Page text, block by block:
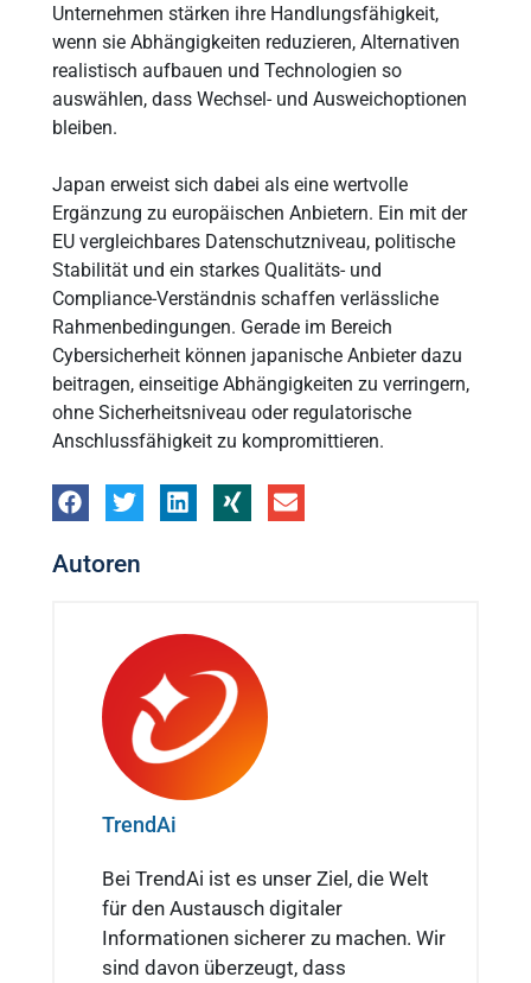
Unternehmen stärken ihre Handlungsfähigkeit,
wenn sie Abhängigkeiten reduzieren, Alternativen
realistisch aufbauen und Technologien so
auswählen, dass Wechsel- und Ausweichoptionen
bleiben.
Japan erweist sich dabei als eine wertvolle
Ergänzung zu europäischen Anbietern. Ein mit der
EU vergleichbares Datenschutzniveau, politische
Stabilität und ein starkes Qualitäts- und
Compliance-Verständnis schaffen verlässliche
Rahmenbedingungen. Gerade im Bereich
Cybersicherheit können japanische Anbieter dazu
beitragen, einseitige Abhängigkeiten zu verringern,
ohne Sicherheitsniveau oder regulatorische
Anschlussfähigkeit zu kompromittieren.
Autoren
TrendAi
Bei TrendAi ist es unser Ziel, die Welt
für den Austausch digitaler
Informationen sicherer zu machen. Wir
sind davon überzeugt, dass